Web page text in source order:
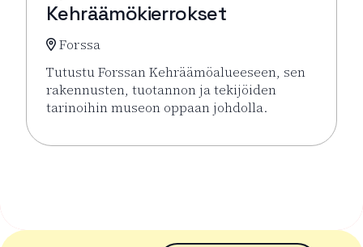
Kehräämökierrokset
Forssa
Tutustu Forssan Kehräämöalueeseen, sen
rakennusten, tuotannon ja tekijöiden
tarinoihin museon oppaan johdolla.
Lue lisää tapahtumasta Opastetut